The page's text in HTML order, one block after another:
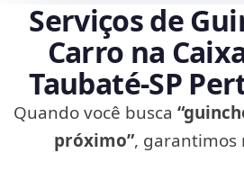
Serviços de
Carro na
Taubaté‑SP
Quando você busca
próximo”, garantimos